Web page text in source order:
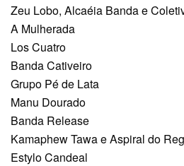
Zeu Lobo, Alcaéia Banda e
A Mulherada
Los Cuatro
Banda Cativeiro
Grupo Pé de Lata
Manu Dourado
Banda Release
Kamaphew Tawa e Aspiral do
Estylo Candeal